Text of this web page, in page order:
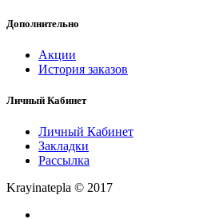
Дополнительно
Акции
История заказов
Личный Кабинет
Личный Кабинет
Закладки
Рассылка
Krayinatepla © 2017